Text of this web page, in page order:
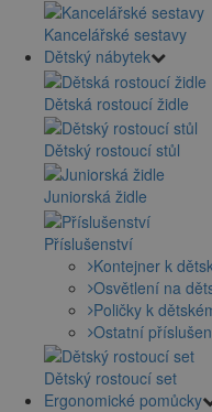
Kancelářské sestavy
Dětský nábytek
Dětská rostoucí židle
Dětský rostoucí stůl
Juniorská židle
Příslušenství
Kontejner k
Osvětlení na
Poličky k
Ostatní
Dětský rostoucí set
Ergonomické pomůcky